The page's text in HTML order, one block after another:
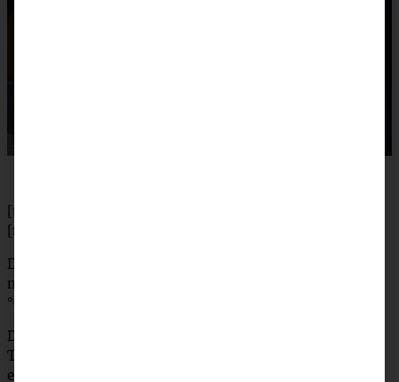
[tabs]
[tab title=”Zubereitung”]
Den Boden einer Springform von 22/24 cm Durchmesser
mit Backpapier auskleiden. Den Backofen auf 180 °C (160
°C Umluft) vorheizen.
Die Schokolade grob hacken und mit der Butter in einem
Topf über heißem Wasserbad schmelzen, dann die Masse
etwas abkühlen lassen. Puderzucker mit Eiern sehr